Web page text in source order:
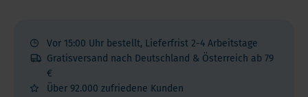
Vor 15:00 Uhr bestellt, Lieferfrist 2-4 Arbeitstage
Gratisversand nach Deutschland & Österreich ab 79
€
Über 92.000 zufriedene Kunden